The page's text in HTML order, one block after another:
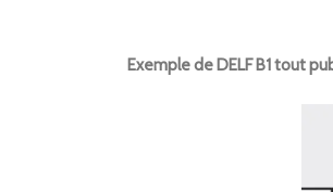
Exemple de DELF B1 tout